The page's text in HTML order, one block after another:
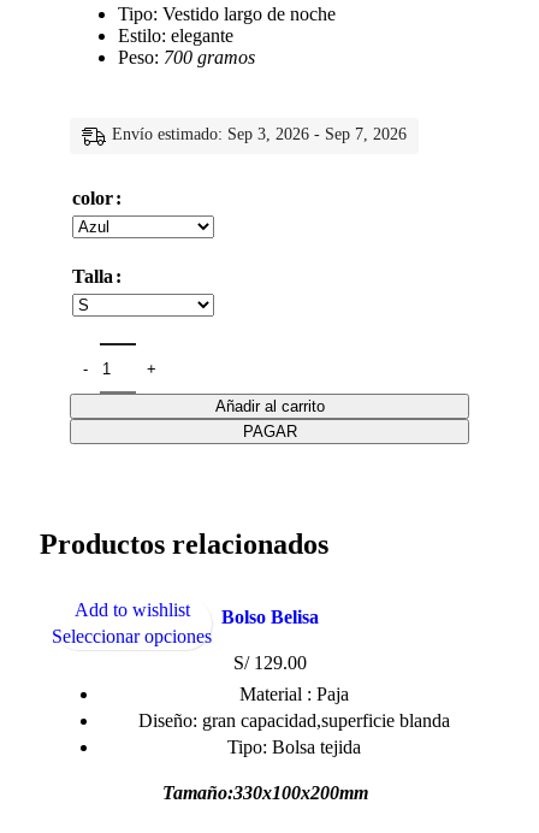
Tipo: Vestido largo de noche
Estilo: elegante
Peso: 700 gramos
Envío estimado: Sep 3, 2026 - Sep 7, 2026
color
Talla
Añadir al carrito
PAGAR
Productos relacionados
Bolso Belisa
S/129.00
Material : Paja
Diseño: gran capacidad,superficie blanda
Tipo: Bolsa tejida
Tamaño:330x100x200mm
Add to wishlist
Seleccionar opciones